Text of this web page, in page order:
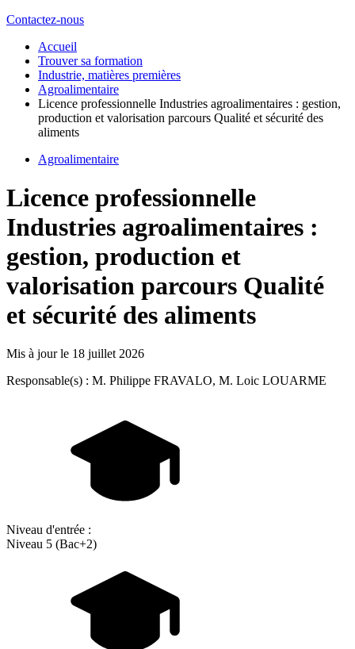
Contactez-nous
Accueil
Trouver sa formation
Industrie, matières premières
Agroalimentaire
Licence professionnelle Industries agroalimentaires : gestion,
production et valorisation parcours Qualité et sécurité des
aliments
Agroalimentaire
Licence professionnelle
Industries agroalimentaires :
gestion, production et
valorisation parcours Qualité
et sécurité des aliments
Mis à jour le 18 juillet 2026
Responsable(s) : M. Philippe FRAVALO, M. Loic LOUARME
Niveau d'entrée :
Niveau 5 (Bac+2)